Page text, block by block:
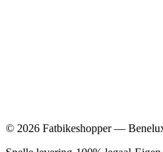
© 2026 Fatbikeshopper —